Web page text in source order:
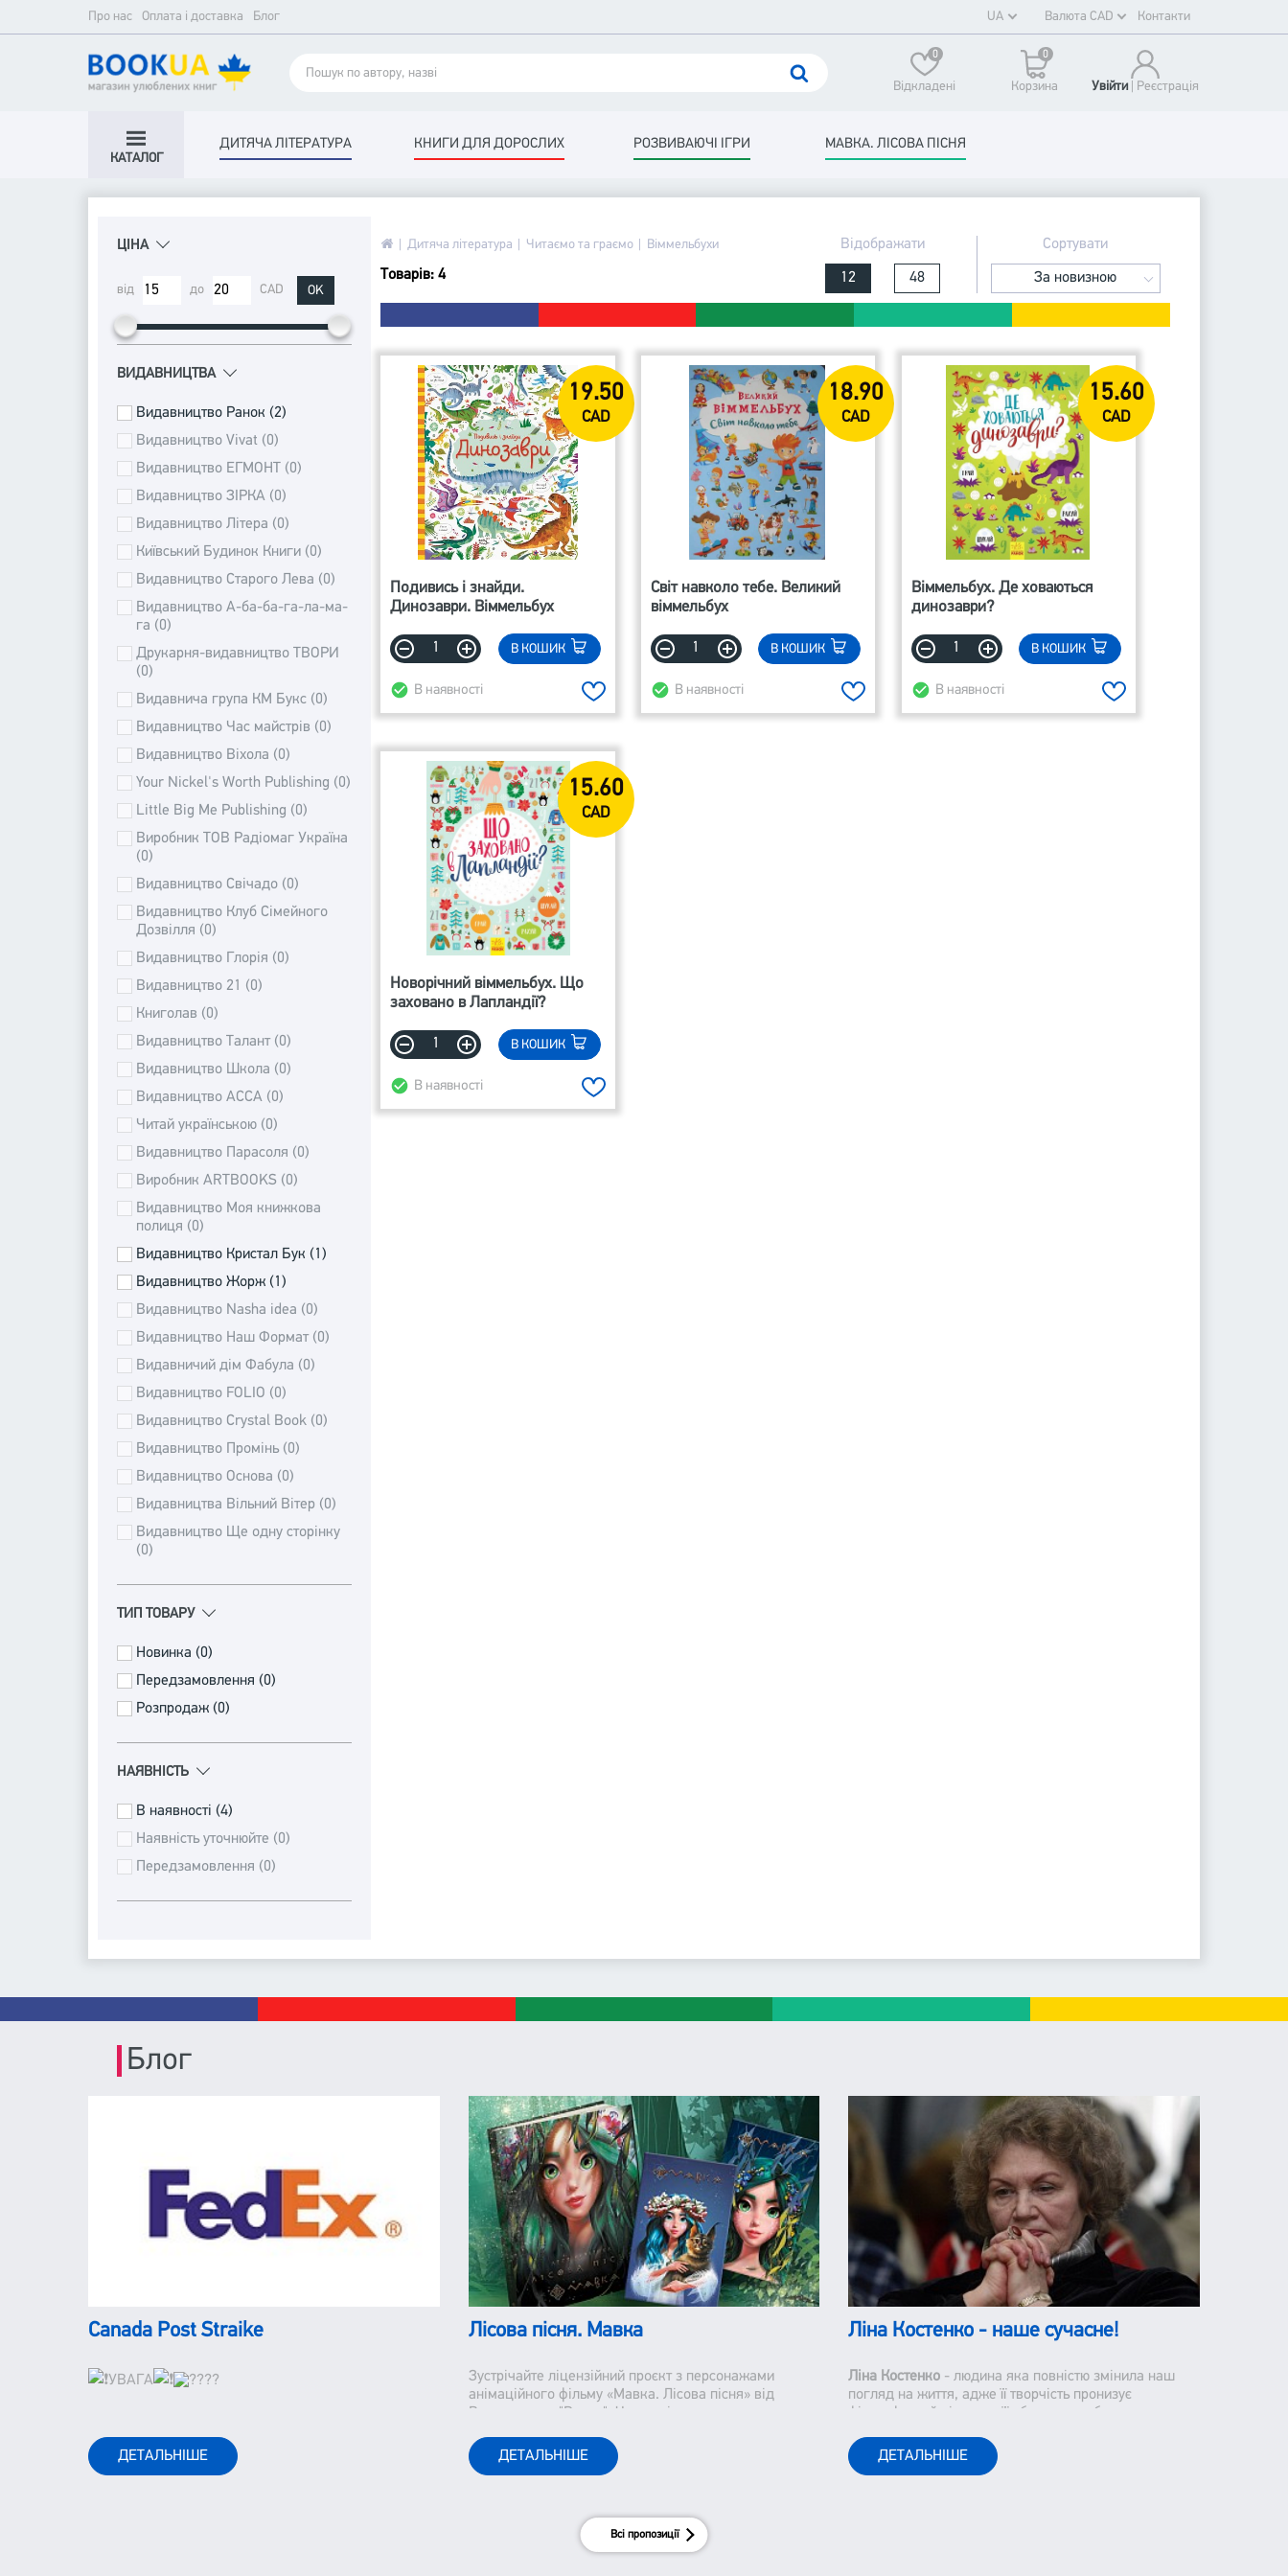
Про нас Оплата і доставка Блог UA Валюта CAD Контакти
Відкладені
0
Корзина
0
Увійти | Реєстрaція
КАТАЛОГ
ДИТЯЧА ЛІТЕРАТУРА КНИГИ ДЛЯ ДОРОСЛИХ РОЗВИВАЮЧІ ІГРИ МАВКА. ЛІСОВА ПІСНЯ
Дитяча література Читаємо та граємо Віммельбухи
Товарів: 4
Відображати
12 48
Сортувати
За новизною
19.50
CAD
Подивись і знайди.
Динозаври. Віммельбух
В КОШИК
В наявності
18.90
CAD
Світ навколо тебе. Великий
віммельбух
В КОШИК
В наявності
15.60
CAD
Віммельбух. Де ховаються
динозаври?
В КОШИК
В наявності
15.60
CAD
Новорічний віммельбух. Що
заховано в Лапландії?
В КОШИК
В наявності
ЦІНА
від до CAD OK
BИДАВНИЦТВА
Видавництво Ранок (2)
Видавництво Vivat (0)
Видавництво ЕГМОНТ (0)
Видавництво ЗІРКА (0)
Видавництво Літера (0)
Київський Будинок Книги (0)
Видавництво Старого Лева (0)
Видавництво А-ба-ба-га-ла-ма-
га (0)
Друкарня-видавництво ТВОРИ
(0)
Видавнича група КМ Букс (0)
Видавництво Час майстрів (0)
Видавництво Віхола (0)
Your Nickel's Worth Publishing (0)
Little Big Me Publishing (0)
Виробник ТОВ Радіомаг Україна
(0)
Видавництво Свічадо (0)
Видавництво Клуб Сімейного
Дозвілля (0)
Видавництво Глорія (0)
Видавництво 21 (0)
Книголав (0)
Видавництво Талант (0)
Видавництво Школа (0)
Видавництво АССА (0)
Читай українською (0)
Видавництво Парасоля (0)
Виробник ARTBOOKS (0)
Видавництво Моя книжкова
полиця (0)
Видавництво Кристал Бук (1)
Видавництво Жорж (1)
Видавництво Nasha idea (0)
Видавництво Наш Формат (0)
Видавничий дім Фабула (0)
Видавництво FOLIO (0)
Видавництво Crystal Book (0)
Видавництво Промінь (0)
Видавництво Основа (0)
Видавництва Вільний Вітeр (0)
Видавництвo Ще одну сторінку
(0)
ТИП ТОВАРУ
Новинка (0)
Передзамовлення (0)
Розпродаж (0)
НАЯВНІСТЬ
В наявності (4)
Наявність уточнюйте (0)
Передзамовлення (0)
Блог
Canada Post Straike
УВАГА
ДЕТАЛЬНІШЕ
Лісова пісня. Мавка
Зустрічайте ліцензійний проєкт з персонажами
анімаційного фільму «Мавка. Лісова пісня» від
Видавництва "Ранок". Часи змінюються немов кадри
відмотувати назад. Та дещо залишається незмінним.
До цього відноситься і класика української
ДЕТАЛЬНІШЕ
Ліна Костенко - наше сучасне!
Ліна Костенко - людина яка повністю змінила наш
погляд на життя, адже її творчість пронизує
філософський підтекст, її образи є глибокими та
сприймаємо наше життя і оточуючих.
ДЕТАЛЬНІШЕ
Всі пропозиції